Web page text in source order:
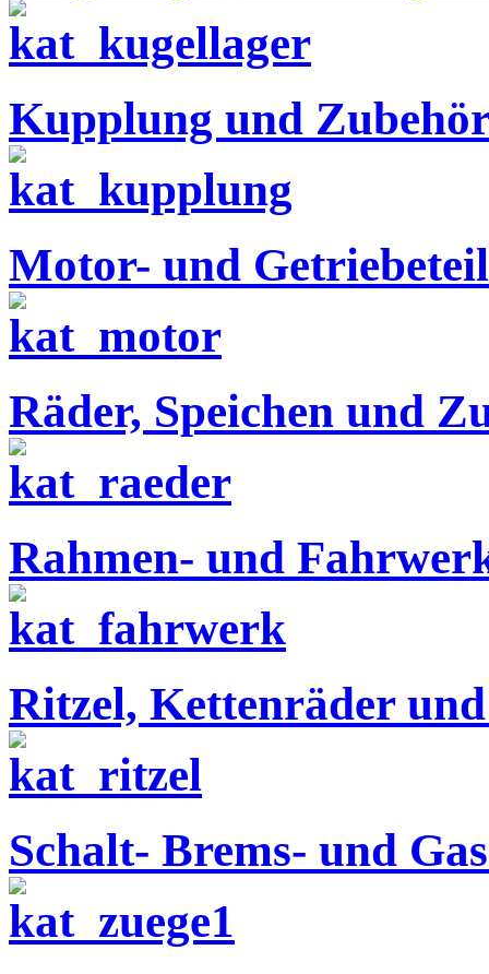
Kupplung und
Motor- und
Räder, Speichen und
Rahmen- und
Ritzel, Kettenräder
Schalt- Brems- und